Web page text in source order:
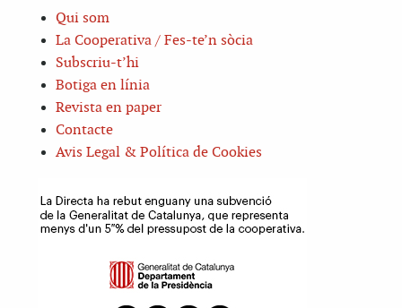
Qui som
La Cooperativa / Fes-te’n sòcia
Subscriu-t’hi
Botiga en línia
Revista en paper
Contacte
Avis Legal & Política de Cookies